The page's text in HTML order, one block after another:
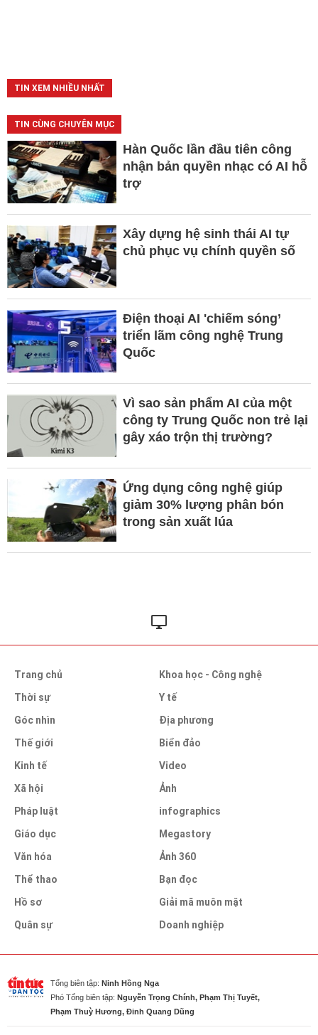
TIN XEM NHIỀU NHẤT
TIN CÙNG CHUYÊN MỤC
Hàn Quốc lần đầu tiên công
nhận bản quyền nhạc có AI hỗ
trợ
Xây dựng hệ sinh thái AI tự
chủ phục vụ chính quyền số
Điện thoại AI 'chiếm sóng’
triển lãm công nghệ Trung
Quốc
Vì sao sản phẩm AI của một
công ty Trung Quốc non trẻ lại
gây xáo trộn thị trường?
Ứng dụng công nghệ giúp
giảm 30% lượng phân bón
trong sản xuất lúa
Trang chủ
Thời sự
Góc nhìn
Thế giới
Kinh tế
Xã hội
Pháp luật
Giáo dục
Văn hóa
Thể thao
Hồ sơ
Quân sự
Khoa học - Công nghệ
Y tế
Địa phương
Biển đảo
Video
Ảnh
infographics
Megastory
Ảnh 360
Bạn đọc
Giải mã muôn mặt
Doanh nghiệp
Tổng biên tập: Ninh Hồng Nga
Phó Tổng biên tập: Nguyễn Trọng Chính, Phạm Thị Tuyết,
Phạm Thuỳ Hương, Đinh Quang Dũng